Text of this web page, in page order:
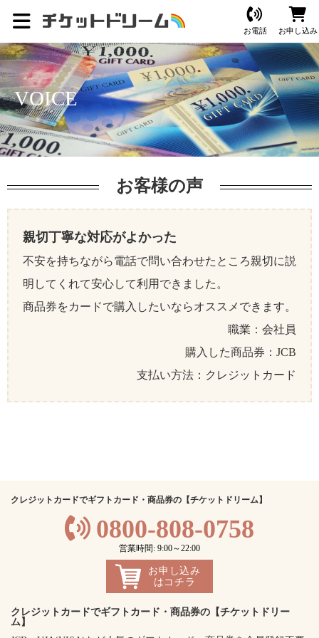
お申し込み
お電話
VOICE
お客様の声
親切丁寧な対応がよかった
不安を持ちながら電話で問い合わせたところ親切に説
明してくれて安心して利用できました。
商品券をカードで購入したいならオススメできます。
職業：会社員
購入した商品券：JCB
支払い方法：クレジットカード
クレジットカードでギフトカード・商品券の【チケットドリーム】
0800-808-0758
営業時間: 9:00～22:00
お申し込み
はコチラ
クレジットカードでギフトカード・商品券の【チケットドリー
ム】